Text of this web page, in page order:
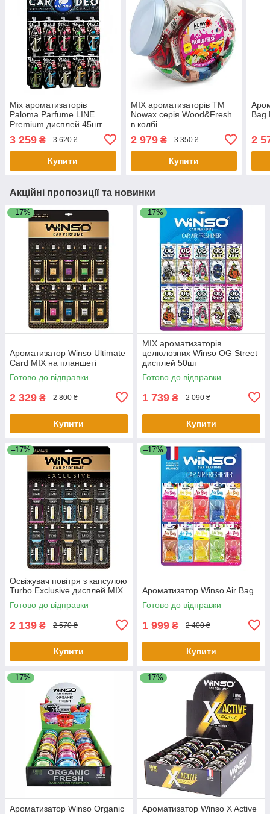
Mix ароматизаторів
Paloma Parfume LINE
Premium дисплей 45шт
3 259 ₴ 3 620 ₴
Купити
MIX ароматизаторів TM
Nowax серія Wood&Fresh
в колбі
2 979₴ 3 350 ₴
Купити
Bag
2
Акційні пропозиції та новинки
–17%
Ароматизатор Winso Ultimate
Card MIX на планшеті
Готово до відправки
2 329 ₴ 2 800 ₴
Купити
–17%
MIX ароматизаторів
целюлозних Winso OG Street
дисплей 50шт
Готово до відправки
1 739 ₴ 2 090 ₴
Купити
–17%
Освіжувач повітря з капсулою
Turbo Exclusive дисплей MIX
Готово до відправки
2 139 ₴ 2 570 ₴
Купити
–17%
Ароматизатор Winso Air Bag
Готово до відправки
1 999 ₴ 2 400 ₴
Купити
–17%
Ароматизатор Winso Organic
–17%
Ароматизатор Winso X Active